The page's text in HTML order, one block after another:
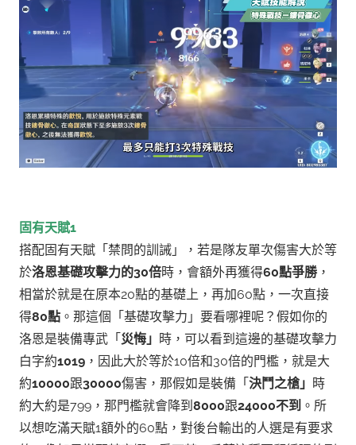
固有天賦1
搭配固有天賦「禁問的訓誡」，若是隊友單次傷害大於等
於洛恩基礎攻擊力的30倍時，會額外再獲得60點爭勝，
相當於就是在原本20點的基礎上，再加60點，一次直接
得80點 。 那這個「基礎攻擊力」要看哪裡呢？假如你的
洛恩是裝備專武「 災悔」 時，可以看到這邊的基礎攻擊力
白字約1019 ，因此大於等於10倍和30倍的門檻，就是大
約10000跟30000傷害，那假如是裝備「 決鬥之槍」 時
約大約是799，那門檻就會降到 8000跟24000不到 。 所
以想吃滿天賦1額外的60點，對後台輸出的人選是有要求